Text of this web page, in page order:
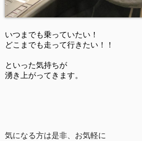
いつまでも乗っていたい！
どこまでも走って行きたい！！
といった気持ちが
湧き上がってきます。
気になる方は是非、お気軽に